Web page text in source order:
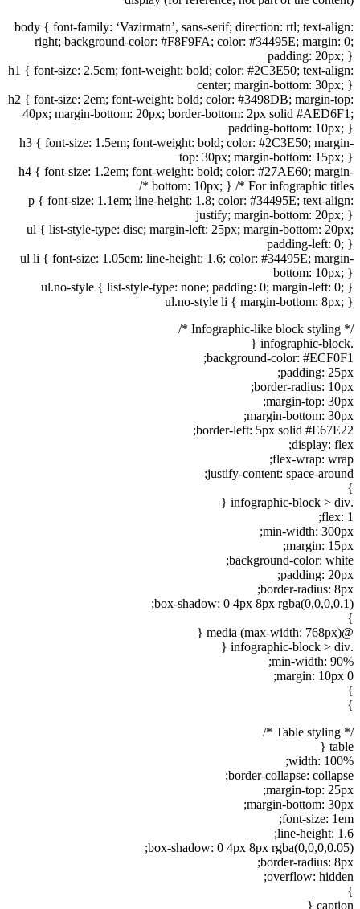
body { font-family: ‘Vazirmatn’, sans-serif; direction: rtl; text-align:
right; background-color: #F8F9FA; color: #34495E; margin: 0;
padding: 20px; }
h1 { font-size: 2.5em; font-weight: bold; color: #2C3E50; text-align:
center; margin-bottom: 30px; }
h2 { font-size: 2em; font-weight: bold; color: #3498DB; margin-top:
40px; margin-bottom: 20px; border-bottom: 2px solid #AED6F1;
padding-bottom: 10px; }
h3 { font-size: 1.5em; font-weight: bold; color: #2C3E50; margin-
top: 30px; margin-bottom: 15px; }
h4 { font-size: 1.2em; font-weight: bold; color: #27AE60; margin-
bottom: 10px; } /* For infographic titles */
p { font-size: 1.1em; line-height: 1.8; color: #34495E; text-align:
justify; margin-bottom: 20px; }
ul { list-style-type: disc; margin-left: 25px; margin-bottom: 20px;
padding-left: 0; }
ul li { font-size: 1.05em; line-height: 1.6; color: #34495E; margin-
bottom: 10px; }
ul.no-style { list-style-type: none; padding: 0; margin-left: 0; }
ul.no-style li { margin-bottom: 8px; }
/* Infographic-like block styling */
.infographic-block {
background-color: #ECF0F1;
padding: 25px;
border-radius: 10px;
margin-top: 30px;
margin-bottom: 30px;
border-left: 5px solid #E67E22;
display: flex;
flex-wrap: wrap;
justify-content: space-around;
}
.infographic-block > div {
flex: 1;
min-width: 300px;
margin: 15px;
background-color: white;
padding: 20px;
border-radius: 8px;
box-shadow: 0 4px 8px rgba(0,0,0,0.1);
}
@media (max-width: 768px) {
.infographic-block > div {
min-width: 90%;
margin: 10px 0;
}
}
/* Table styling */
table {
width: 100%;
border-collapse: collapse;
margin-top: 25px;
margin-bottom: 30px;
font-size: 1em;
line-height: 1.6;
box-shadow: 0 4px 8px rgba(0,0,0,0.05);
border-radius: 8px;
overflow: hidden;
}
caption {